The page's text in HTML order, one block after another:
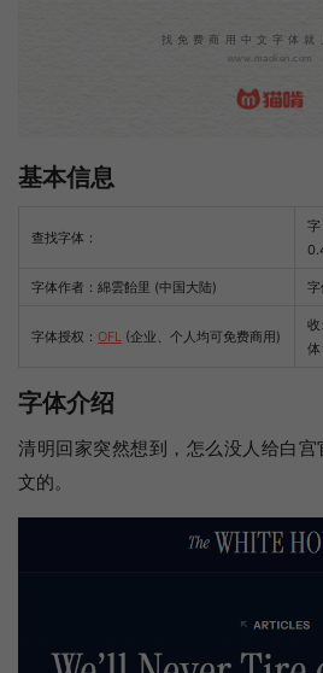
找免费商用中文字体就
www.maoken.com
基本信息
查找字体：
字体作者：綿雲飴里 (中国大陆) 字
字体授权： OFL (企业、个人均可免费商用)
体
字体介绍
清明回家突然想到，怎么没人给白
文的。